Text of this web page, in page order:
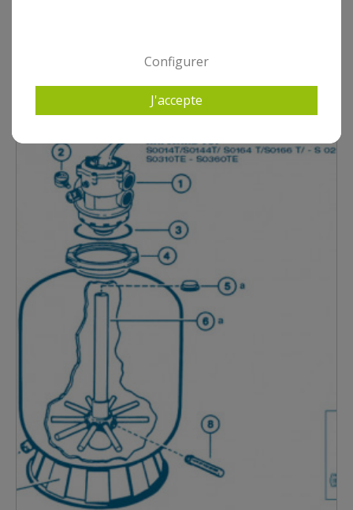
Configurer
J'accepte